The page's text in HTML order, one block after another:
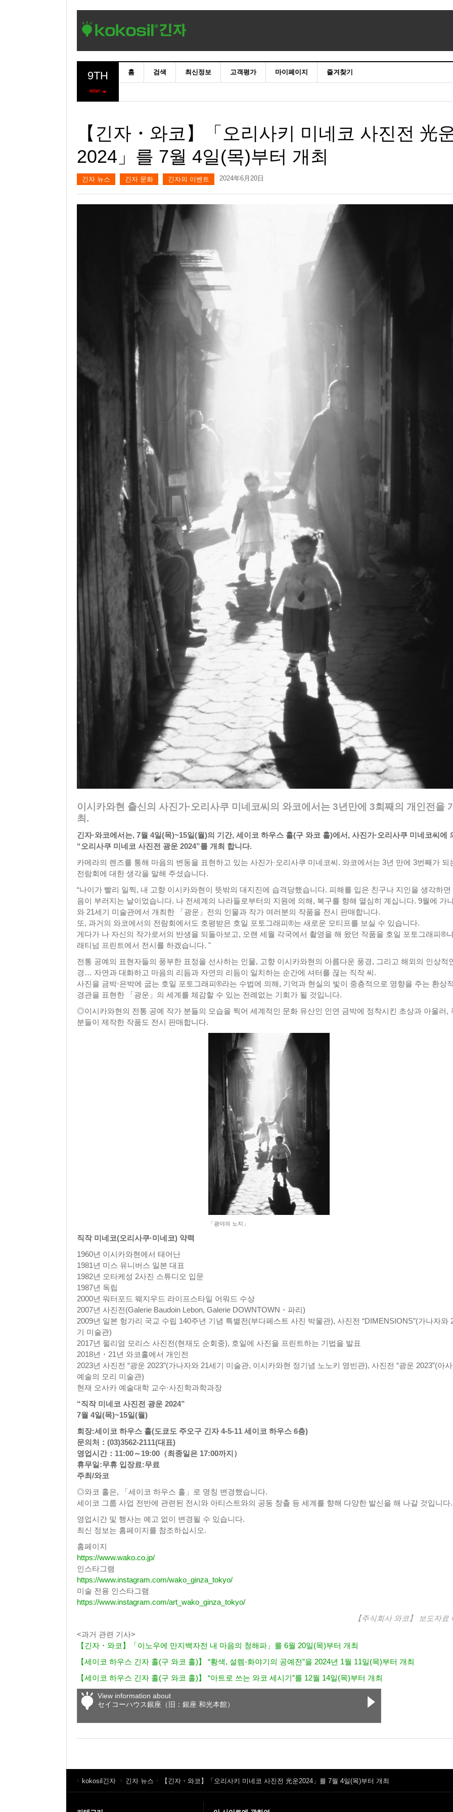
9TH
NEW!
홈 검색 최신정보 고객평가 마이페이지 즐겨찾기
【긴자・와코】「오리사키 미네코 사진전 光
2024」를 7월 4일(목)부터 개최
긴자 뉴스 긴자 문화 긴자의 이벤트 2024年6月20日
이시카와현 출신의 사진가·오리사쿠 미네코씨의 와코에서는 3년만에 3회째의 개인전을
최.
긴자·와코에서는, 7월 4일(목)~15일(월)의 기간, 세이코 하우스 홀(구 와코 홀)에서, 사진가·오리사쿠 미네코씨에
“오리사쿠 미네코 사진전 광운 2024”를 개최 합니다.
카메라의 렌즈를 통해 마음의 변동을 표현하고 있는 사진가·오리사쿠 미네코씨. 와코에서는 3년 만에 3번째가 되
전람회에 대한 생각을 말해 주셨습니다.
“나이가 빨리 일찍, 내 고향 이시카와현이 뜻밖의 대지진에 습격당했습니다. 피해를 입은 친구나 지인을 생각하면
음이 부러지는 날이었습니다. 나 전세계의 나라들로부터의 지원에 의해, 복구를 향해 열심히 계십니다. 9월에 가
와 21세기 미술관에서 개최한 「광운」전의 인물과 작가 여러분의 작품을 전시 판매합니다.
또, 과거의 와코에서의 전람회에서도 호평받은 호일 포토그래피®는 새로운 모티프를 보실 수 있습니다.
게다가 나 자신의 작가로서의 반생을 되돌아보고, 오랜 세월 각국에서 촬영을 해 왔던 작품을 호일 포토그래피®
래티넘 프린트에서 전시를 하겠습니다. "
전통 공예의 표현자들의 풍부한 표정을 선사하는 인물, 고향 이시카와현의 아름다운 풍경, 그리고 해외의 인상적
경… 자연과 대화하고 마음의 리듬과 자연의 리듬이 일치하는 순간에 셔터를 끊는 직작 씨.
사진을 금박·은박에 굽는 호일 포토그래피®라는 수법에 의해, 기억과 현실의 빛이 중층적으로 영향을 주는 환상
경관을 표현한 「광운」의 세계를 체감할 수 있는 전례없는 기회가 될 것입니다.
◎이시카와현의 전통 공예 작가 분들의 모습을 찍어 세계적인 문화 유산인 인연 금박에 정착시킨 초상과 아울러,
분들이 제작한 작품도 전시 판매합니다.
「광야의 노지」
직작 미네코(오리사쿠·미네코) 약력
1960년 이시카와현에서 태어난
1981년 미스 유니버스 일본 대표
1982년 오타케성 2사진 스튜디오 입문
1987년 독립
2000년 워터포드 웨지우드 라이프스타일 어워드 수상
2007년 사진전(Galerie Baudoin Lebon, Galerie DOWNTOWN・파리)
2009년 일본 헝가리 국교 수립 140주년 기념 특별전(부다페스트 사진 박물관), 사진전 “DIMENSIONS”(가나자와
기 미술관)
2017년 윌리엄 모리스 사진전(현재도 순회중), 호일에 사진을 프린트하는 기법을 발표
2018년・21년 와코홀에서 개인전
2023년 사진전 “광운 2023”(가나자와 21세기 미술관, 이시카와현 정기념 노노키 영빈관), 사진전 “광운 2023”(아
예술의 모리 미술관)
현재 오사카 예술대학 교수·사진학과학과장
“직작 미네코 사진전 광운 2024”
7월 4일(목)~15일(월)
회장:세이코 하우스 홀(도쿄도 주오구 긴자 4-5-11 세이코 하우스 6층)
문의처：(03)3562-2111(대표)
영업시간：11:00～19:00（최종일은 17:00까지）
휴무일:무휴 입장료:무료
주최/와코
◎와코 홀은, 「세이코 하우스 홀」로 명칭 변경했습니다.
세이코 그룹 사업 전반에 관련된 전시와 아티스트와의 공동 창출 등 세계를 향해 다양한 발신을 해 나갈 것입니다.
영업시간 및 행사는 예고 없이 변경될 수 있습니다.
최신 정보는 홈페이지를 참조하십시오.
홈페이지
https://www.wako.co.jp/
인스타그램
https://www.instagram.com/wako_ginza_tokyo/
미술 전용 인스타그램
https://www.instagram.com/art_wako_ginza_tokyo/
【주식회사 와코】
보도자료
<과거 관련 기사>
【긴자・와코】「이노우에 만지백자전 내 마음의 청해파」를 6월 20일(목)부터 개최
【세이코 하우스 긴자 홀(구 와코 홀)】 “황색, 설렘-화야기의 공예전”을 2024년 1월 11일(목)부터 개최
【세이코 하우스 긴자 홀(구 와코 홀)】 “아트로 쓰는 와코 세시기”를 12월 14일(목)부터 개최
View information about
セイコーハウス銀座（旧：銀座 和光本館）
kokosil긴자 긴자 뉴스 【긴자・와코】「오리사키 미네코 사진전 光운2024」를 7월 4일(목)부터 개최